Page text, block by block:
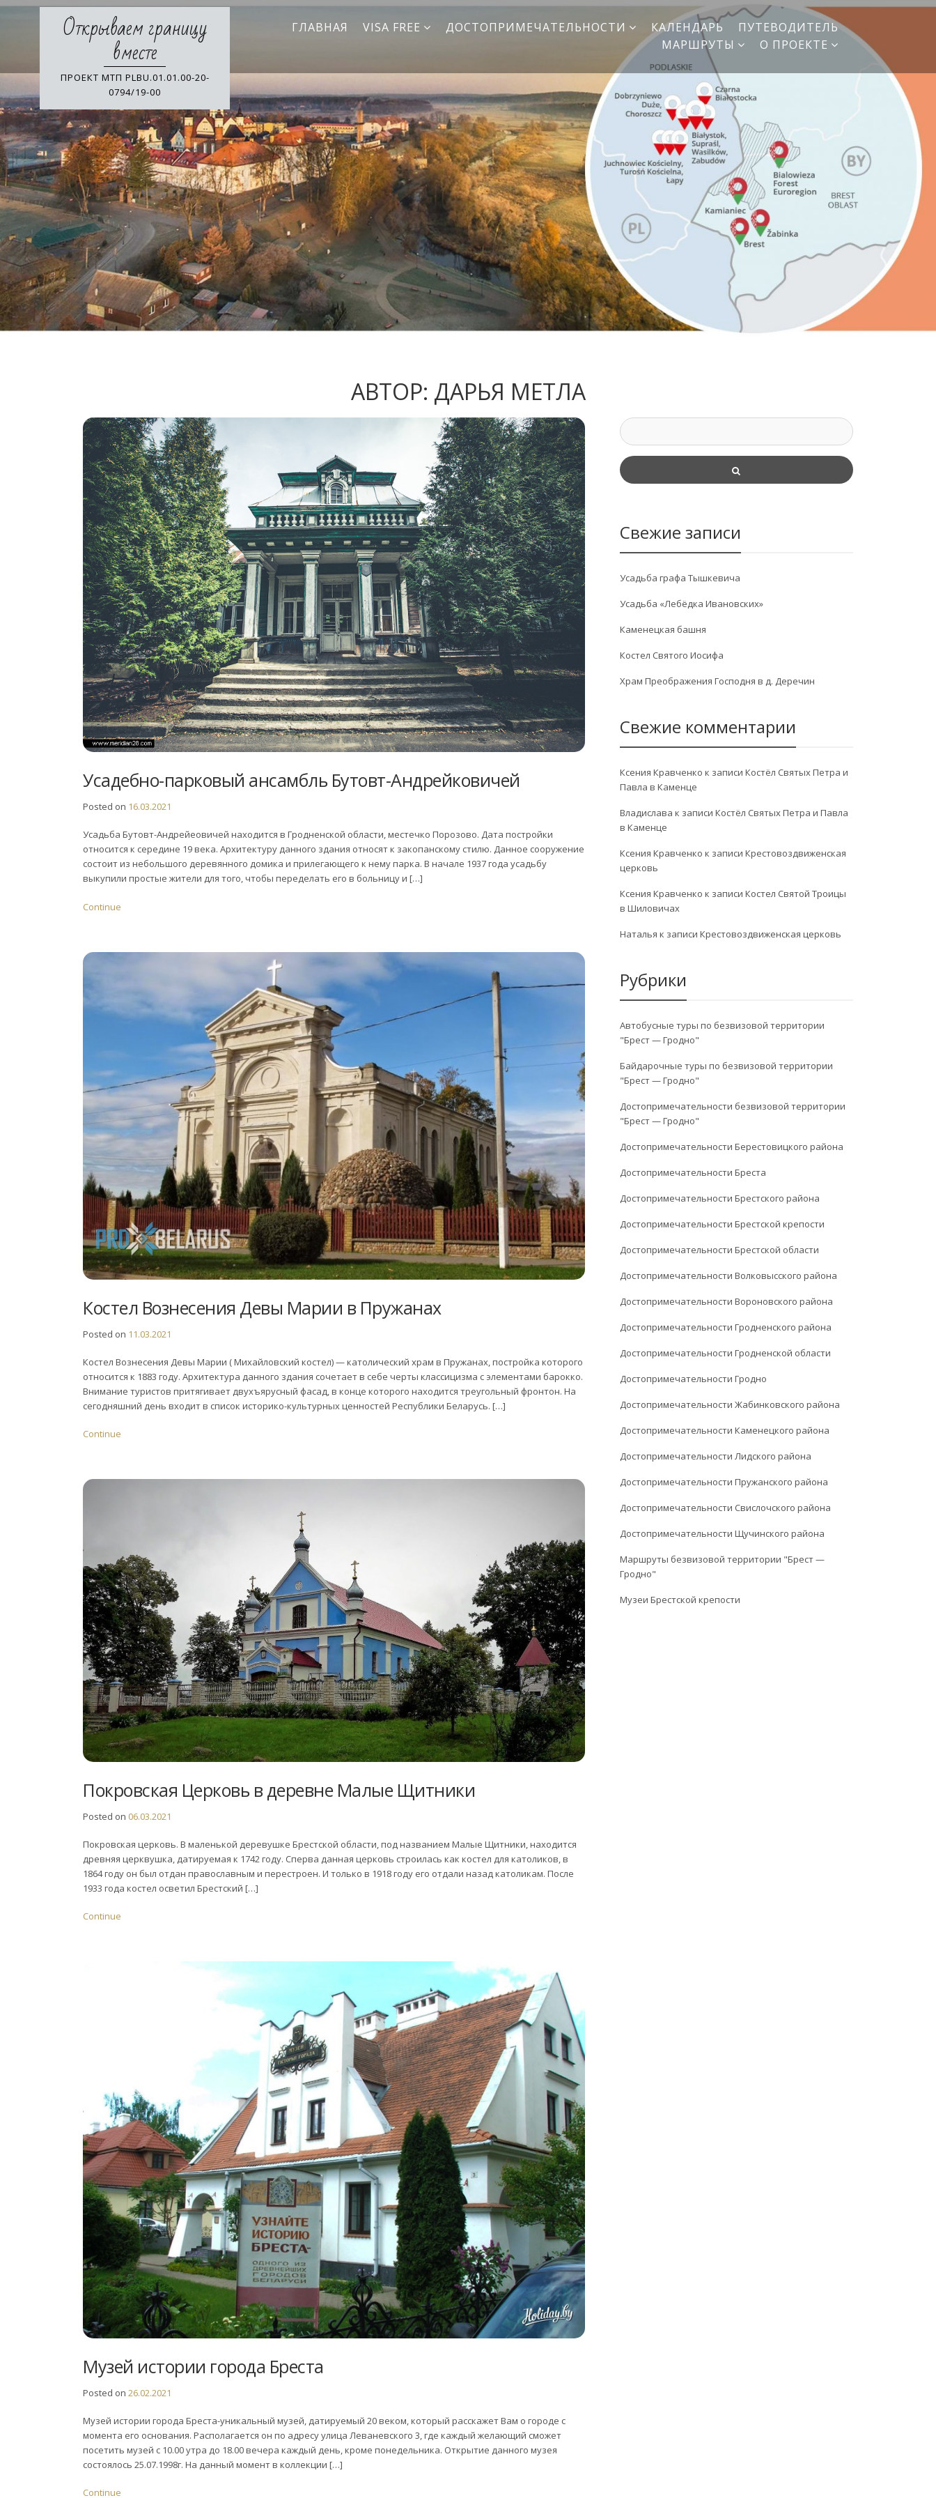
Skip
Открываем границу
вместе
ПРОЕКТ МТП PLBU.01.01.00-20-
0794/19-00
ГЛАВНАЯ VISA FREE ДОСТОПРИМЕЧАТЕЛЬНОСТИ КАЛЕНДАРЬ
ПУТЕВОДИТЕЛЬ
МАРШРУТЫ
О ПРОЕКТЕ
АВТОР: ДАРЬЯ МЕТЛА
Усадебно-парковый ансамбль Бутовт-Андрейковичей
Posted on 16.03.2021
Усадьба Бутовт-Андрейеовичей находится в Гродненской области, местечко Порозово. Дата постройки
относится к середине 19 века. Архитектуру данного здания относят к закопанскому стилю. Данное сооружение
состоит из небольшого деревянного домика и прилегающего к нему парка. В начале 1937 года усадьбу
выкупили простые жители для того, чтобы переделать его в больницу и […]
Continue
Костел Вознесения Девы Марии в Пружанах
Posted on 11.03.2021
Костел Вознесения Девы Марии ( Михайловский костел) — католический храм в Пружанах, постройка которого
относится к 1883 году. Архитектура данного здания сочетает в себе черты классицизма с элементами барокко.
Внимание туристов притягивает двухъярусный фасад, в конце которого находится треугольный фронтон. На
сегодняшний день входит в список историко-культурных ценностей Республики Беларусь. […]
Continue
Покровская Церковь в деревне Малые Щитники
Posted on 06.03.2021
Покровская церковь. В маленькой деревушке Брестской области, под названием Малые Щитники, находится
древняя церквушка, датируемая к 1742 году. Сперва данная церковь строилась как костел для католиков, в
1864 году он был отдан православным и перестроен. И только в 1918 году его отдали назад католикам. После
1933 года костел осветил Брестский […]
Continue
Музей истории города Бреста
Posted on 26.02.2021
Музей истории города Бреста-уникальный музей, датируемый 20 веком, который расскажет Вам о городе с
момента его основания. Располагается он по адресу улица Леваневского 3, где каждый желающий сможет
посетить музей с 10.00 утра до 18.00 вечера каждый день, кроме понедельника. Открытие данного музея
состоялось 25.07.1998г. На данный момент в коллекции […]
Continue
Свежие записи
Усадьба графа Тышкевича
Усадьба «Лебёдка Ивановских»
Каменецкая башня
Костел Святого Иосифа
Храм Преображения Господня в д. Деречин
Свежие комментарии
Ксения Кравченко к записи Костёл Святых Петра и
Павла в Каменце
Владислава к записи Костёл Святых Петра и Павла
в Каменце
Ксения Кравченко к записи Крестовоздвиженская
церковь
Ксения Кравченко к записи Костел Святой Троицы
в Шиловичах
Наталья к записи Крестовоздвиженская церковь
Рубрики
Автобусные туры по безвизовой территории
"Брест — Гродно"
Байдарочные туры по безвизовой территории
"Брест — Гродно"
Достопримечательности безвизовой территории
"Брест — Гродно"
Достопримечательности Берестовицкого района
Достопримечательности Бреста
Достопримечательности Брестского района
Достопримечательности Брестской крепости
Достопримечательности Брестской области
Достопримечательности Волковысского района
Достопримечательности Вороновского района
Достопримечательности Гродненского района
Достопримечательности Гродненской области
Достопримечательности Гродно
Достопримечательности Жабинковского района
Достопримечательности Каменецкого района
Достопримечательности Лидского района
Достопримечательности Пружанского района
Достопримечательности Свислочского района
Достопримечательности Щучинского района
Маршруты безвизовой территории "Брест —
Гродно"
Музеи Брестской крепости